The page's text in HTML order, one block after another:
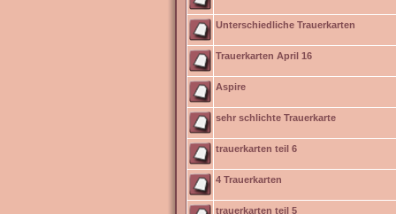
Unterschiedliche Trauerkarten
Trauerkarten April 16
Aspire
sehr schlichte Trauerkarte
trauerkarten teil 6
4 Trauerkarten
trauerkarten teil 5